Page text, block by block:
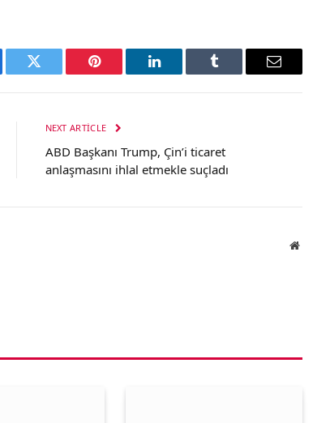
Twitter Pinterest LinkedIn Tumblr Email
NEXT ARTICLE
ABD Başkanı Trump, Çin’i ticaret
anlaşmasını ihlal etmekle suçladı
Website